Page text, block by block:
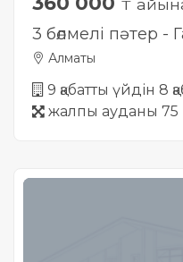
₸
3 бөлмелі пәтер
Алматы
9 қабатты үйдін 8
жалпы ауданы 75